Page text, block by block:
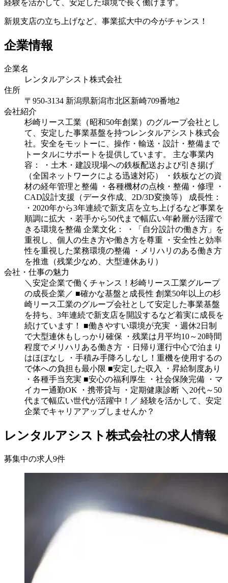
経験を活かして、安定した環境で長く働けます。
新規支店の立ち上げなど、事業拡大中の今がチャンス！
企業情報
企業名
レンタルアシスト株式会社
住所
〒950-3134 新潟県新潟市北区新崎709番地2
会社紹介
杉崎リース工業（昭和50年創業）のグループ会社とし
て、安定した事業基盤を持つレンタルアシスト株式会
社。安全をモットーに、操作・輸送・設計・整備まで
トータルにサポートを提供しています。 主な事業内
容： ・土木・建設現場への鉄板配送および引き揚げ
（全国ネットワークによる迅速対応） ・鉄板などの資
材の経年管理と整備 ・各種機材の点検・整備・修理 ・
CAD設計支援（データ作成、2D/3D変換等） 成長性：
・2020年から3年連続で新支店を立ち上げるなど事業を
順調に拡大 ・若手から50代まで幅広い年齢層が活躍で
きる環境を整備 企業文化： ・「自分設計の働き方」を
重視し、個人の生き方や働き方を尊重 ・安全性と効率
性を重視した業務環境の整備 ・メリハリのある働き方
を推進（残業少なめ、大型連休あり）
会社・仕事の魅力
＼安定企業で働くチャンス！杉崎リース工業グループ
の成長企業／ ■確かな基盤と成長性 創業50年以上の杉
崎リース工業のグループ会社として安定した事業基盤
を持ち、3年連続で新支店を開設するなど着実に成長を
続けています！ ■働きやすい環境が充実 ・週休2日制
で大型連休もしっかり確保 ・残業は月平均10～20時間
程度でメリハリある働き方 ・日帰り運行中心で泊まり
はほぼなし ・手積み手降ろしなし！重機を使用するの
で体への負担も最小限 ■安定した収入 ・昇給制度あり
・各種手当充実 ■安心の福利厚生 ・社会保険完備 ・マ
イカー通勤OK ・携帯貸与 ・定期健康診断 ＼20代～50
代まで幅広い世代が活躍中！／ 経験を活かして、安定
企業でキャリアアップしませんか？
レンタルアシスト株式会社の求人情報
募集中の求人 9件